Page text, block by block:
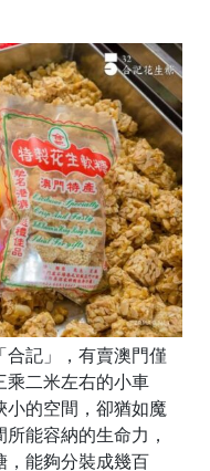
合記」，有賣澳門僅
乘二米左右的小車
小的空間，卻猶如魔
能容納的生命力，
，能夠分裝成幾百